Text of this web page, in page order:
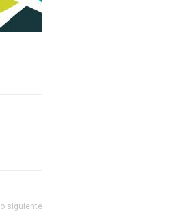
siguiente